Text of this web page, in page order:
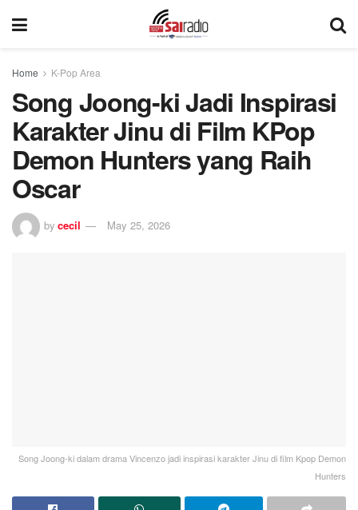
Home K-Pop Area
Song Joong-ki Jadi Inspirasi
Karakter Jinu di Film KPop
Demon Hunters yang Raih
Oscar
by cecil May 25, 2026
Song Joong-ki dalam drama Vincenzo jadi inspirasi karakter Jinu di film Kpop Demon
Hunters